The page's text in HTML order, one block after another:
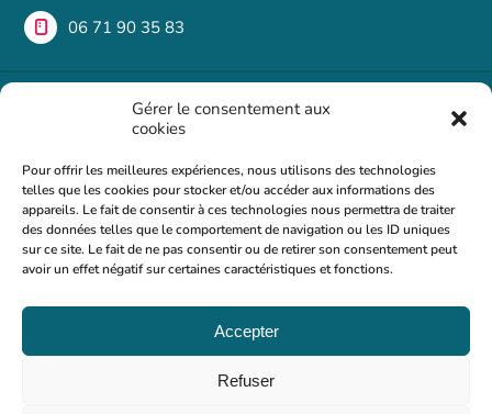
Gérer le consentement aux
cookies
Pour offrir les meilleures expériences, nous utilisons des technologies
telles que les cookies pour stocker et/ou accéder aux informations des
appareils. Le fait de consentir à ces technologies nous permettra de traiter
des données telles que le comportement de navigation ou les ID uniques
sur ce site. Le fait de ne pas consentir ou de retirer son consentement peut
avoir un effet négatif sur certaines caractéristiques et fonctions.
Accepter
Refuser
06 71 90 35 83
Une question ?
Si vous avez des questions ou des commentaires, n'hésitez
pas à nous contacter. Nous serons heureux de vous
répondre dans les plus brefs délais.
Foire aux questions
©2024